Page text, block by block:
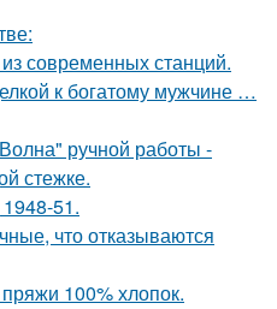
современных станций.
к богатому мужчине …
ручной работы -
стежке.
51.
что отказываются
100% хлопок.